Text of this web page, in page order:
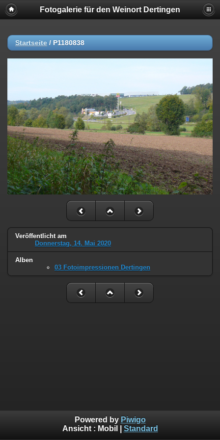
Fotogalerie für den Weinort Dertingen
Startseite / P1180838
Veröffentlicht am
Donnerstag, 14. Mai 2020
Alben
03 Fotoimpressionen Dertingen
Powered by Piwigo
Ansicht : Mobil Standard